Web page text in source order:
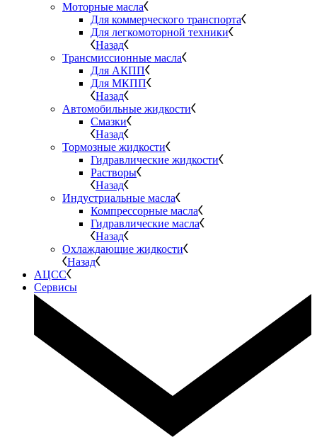
Моторные масла
Для коммерческого транспорта
Для легкомоторной техники
Назад
Трансмиссионные масла
Для АКПП
Для МКПП
Назад
Автомобильные жидкости
Смазки
Назад
Тормозные жидкости
Гидравлические жидкости
Растворы
Назад
Индустриальные масла
Компрессорные масла
Гидравлические масла
Назад
Охлаждающие жидкости
Назад
АЦСС
Сервисы